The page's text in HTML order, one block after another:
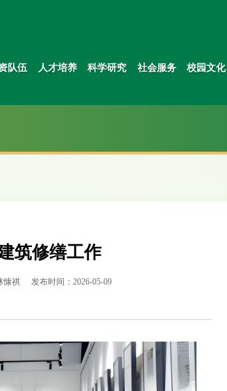
队伍 人才培养 科学研究 社会服务 校园文化
筑修缮工作
慷祺 发布时间：2026-05-09